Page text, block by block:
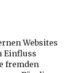
Websites
Einfluss
fremden